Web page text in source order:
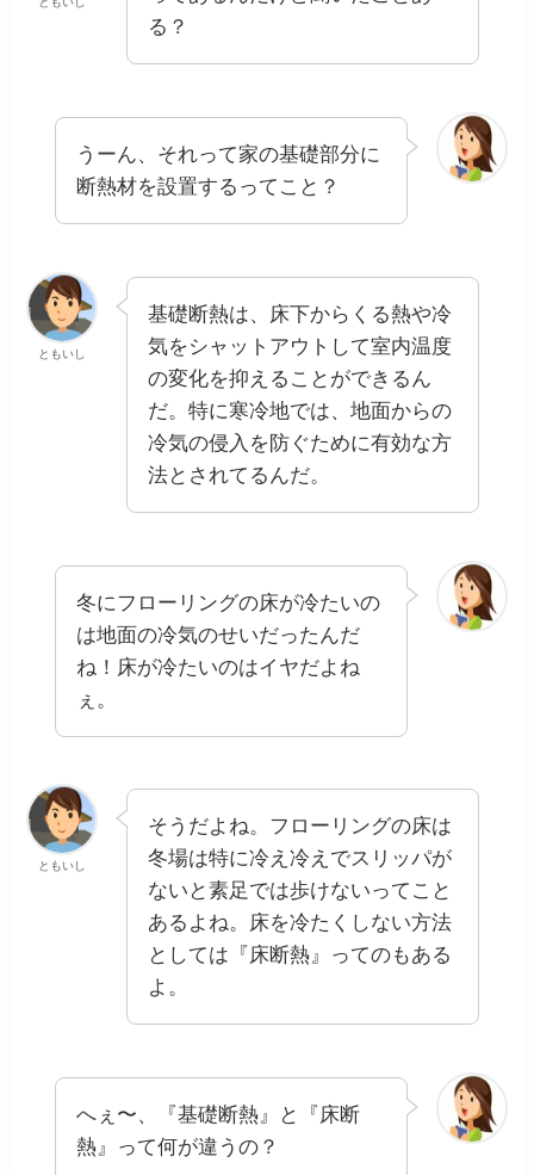
る？
うーん、それって家の基礎部分に
断熱材を設置するってこと？
ともいし
基礎断熱は、床下からくる熱や冷
気をシャットアウトして室内温度
の変化を抑えることができるん
だ。特に寒冷地では、地面からの
冷気の侵入を防ぐために有効な方
法とされてるんだ。
冬にフローリングの床が冷たいの
は地面の冷気のせいだったんだ
ね！床が冷たいのはイヤだよね
ぇ。
ともいし
そうだよね。フローリングの床は
冬場は特に冷え冷えでスリッパが
ないと素足では歩けないってこと
あるよね。床を冷たくしない方法
としては『床断熱』ってのもある
よ。
へぇ〜、『基礎断熱』と『床断
熱』って何が違うの？